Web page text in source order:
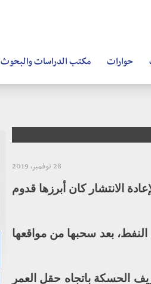
حوارات مكتب الدراسات والبحوث
28 نوفمبر، 2019
الانتشار كان أبرزها قدوم
بعد سحبها من مواقعها
الحسكة باتجاه حقل العمر